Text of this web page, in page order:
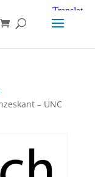
– UNC